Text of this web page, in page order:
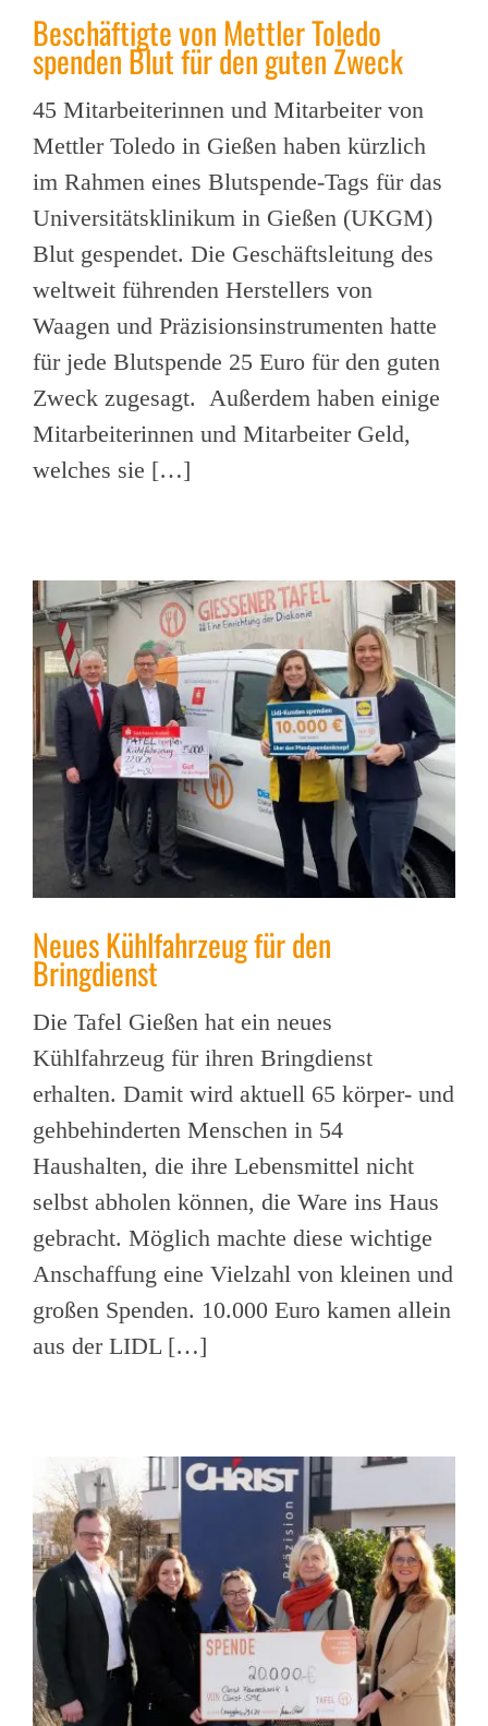
Beschäftigte von Mettler Toledo
spenden Blut für den guten Zweck
45 Mitarbeiterinnen und Mitarbeiter von
Mettler Toledo in Gießen haben kürzlich
im Rahmen eines Blutspende-Tags für das
Universitätsklinikum in Gießen (UKGM)
Blut gespendet. Die Geschäftsleitung des
weltweit führenden Herstellers von
Waagen und Präzisionsinstrumenten hatte
für jede Blutspende 25 Euro für den guten
Zweck zugesagt. Außerdem haben einige
Mitarbeiterinnen und Mitarbeiter Geld,
welches sie […]
Neues Kühlfahrzeug für den
Bringdienst
Die Tafel Gießen hat ein neues
Kühlfahrzeug für ihren Bringdienst
erhalten. Damit wird aktuell 65 körper- und
gehbehinderten Menschen in 54
Haushalten, die ihre Lebensmittel nicht
selbst abholen können, die Ware ins Haus
gebracht. Möglich machte diese wichtige
Anschaffung eine Vielzahl von kleinen und
großen Spenden. 10.000 Euro kamen allein
aus der LIDL […]